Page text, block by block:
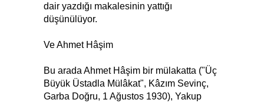
dair yazdığı makalesinin yattığı
düşünülüyor.
Ve Ahmet Hâşim
Bu arada Ahmet Hâşim bir mülakatta ("Üç
Büyük Üstadla Mülâkat", Kâzım Sevinç,
Garba Doğru, 1 Ağustos 1930), Yakup